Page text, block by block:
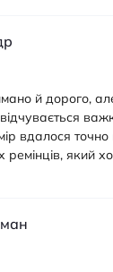
й дорого,
вдалося точно
ремінців, який